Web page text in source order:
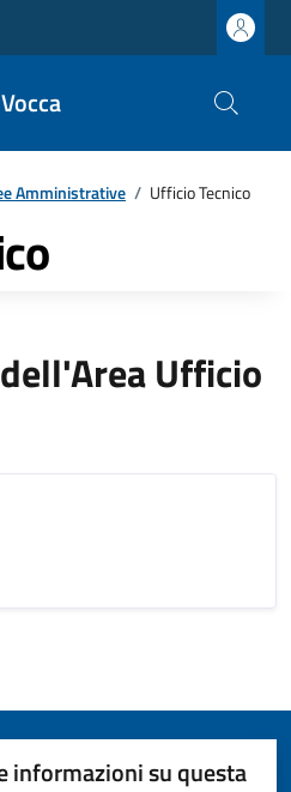
Amministrative / Ufficio Tecnico
Ufficio
informazioni su questa